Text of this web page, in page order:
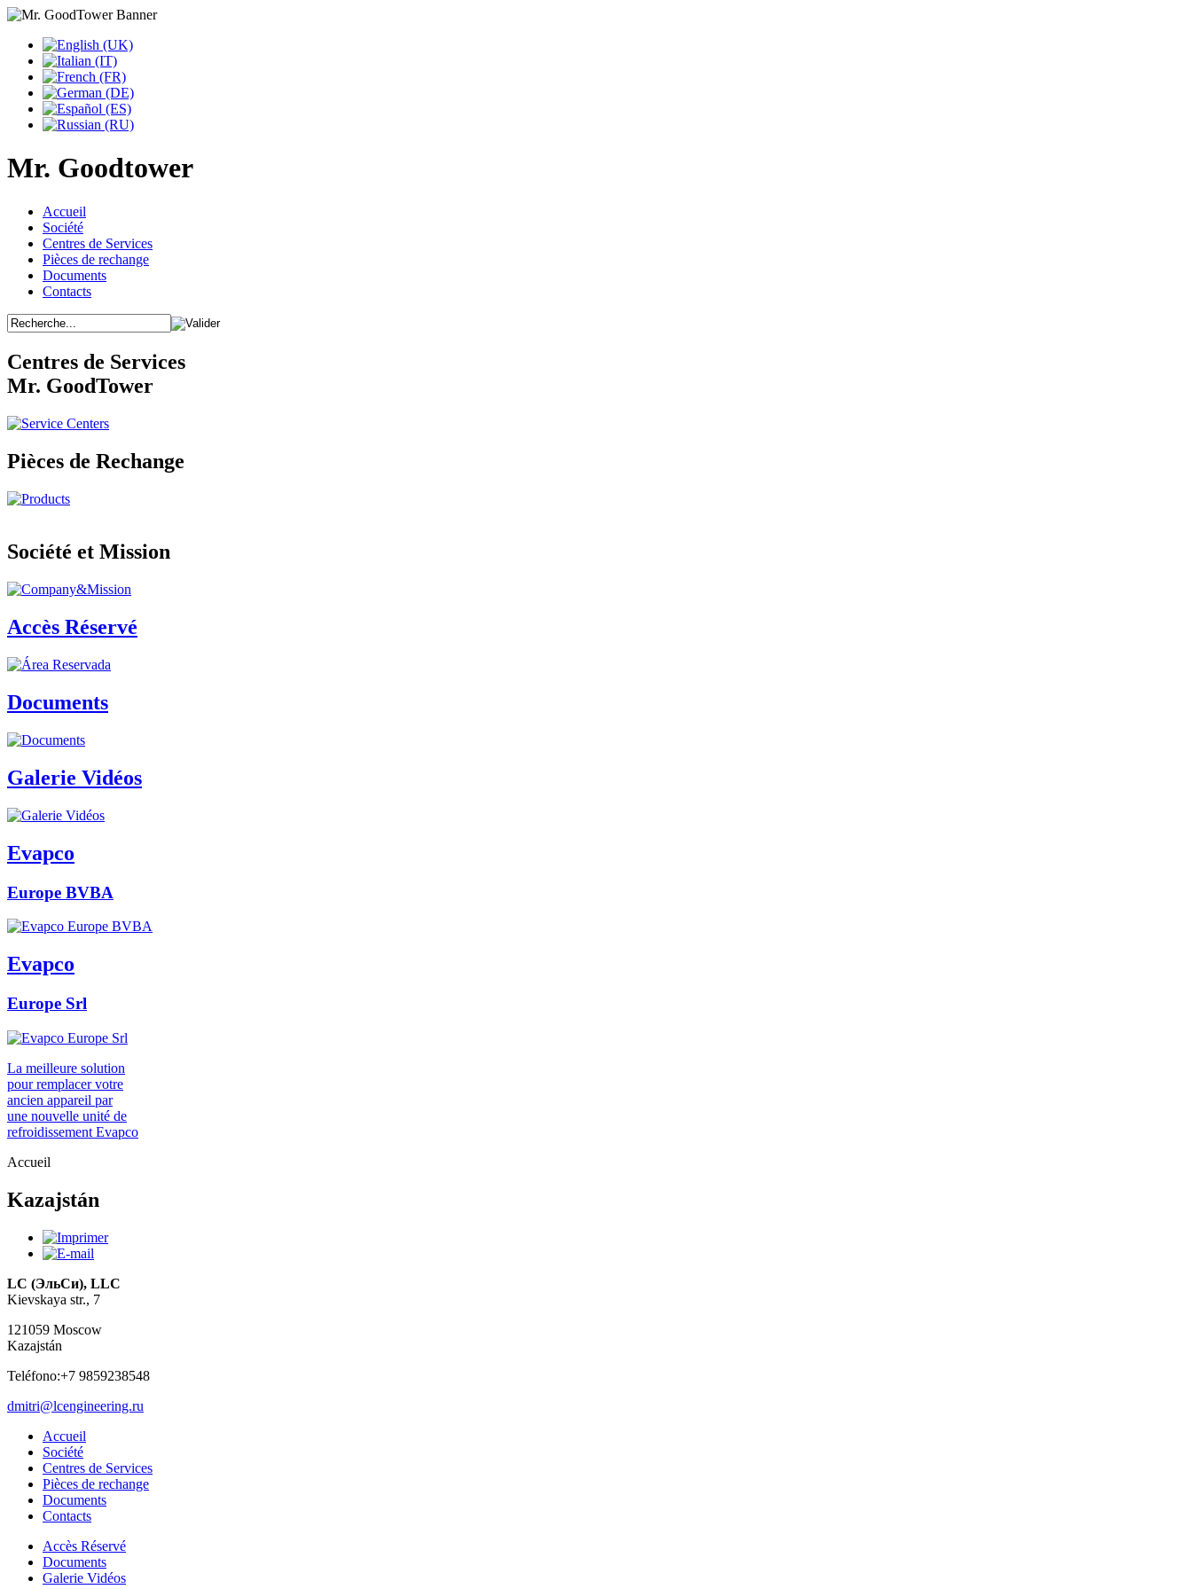
Mr. Goodtower
Accueil
Société
Centres de Services
Pièces de rechange
Documents
Contacts
Centres de Services
Mr. GoodTower
Pièces de Rechange
Société et Mission
Accès Réservé
Documents
Galerie Vidéos
Evapco
Europe BVBA
Evapco
Europe Srl
La meilleure solution
pour remplacer votre
ancien appareil par
une nouvelle unité de
refroidissement Evapco
Accueil
Kazajstán
LC (ЭльСи), LLC
Kievskaya str., 7
121059 Moscow
Kazajstán
Teléfono:+7 9859238548
dmitri@lcengineering.ru
Accueil
Société
Centres de Services
Pièces de rechange
Documents
Contacts
Accès Réservé
Documents
Galerie Vidéos